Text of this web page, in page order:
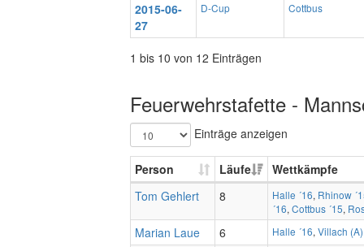
2015-06-
27
D-Cup Cottbus
1 bis 10 von 12 Einträgen
Feuerwehrstafette -
Einträge anzeigen
Person Läufe
Wettkämpfe
Tom Gehlert
8 Halle ´16, Rhinow
´16, Cottbus ´15,
Marian Laue 6 Halle ´16, Villach (A)